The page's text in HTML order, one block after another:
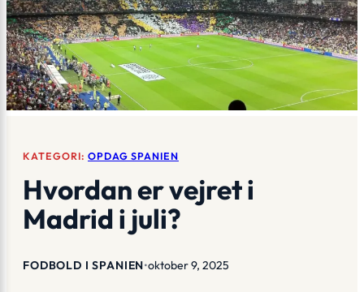
KATEGORI: OPDAG SPANIEN
Hvordan er vejret i
Madrid i juli?
FODBOLD I SPANIEN•oktober 9, 2025